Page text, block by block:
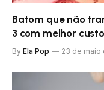
Batom que não
3 com melhor
By Ela Pop 23 de maio